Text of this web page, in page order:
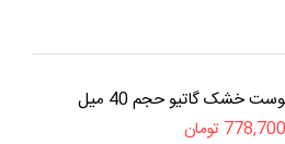
خشک گاتیو حجم 40 میل
778,700 تومان